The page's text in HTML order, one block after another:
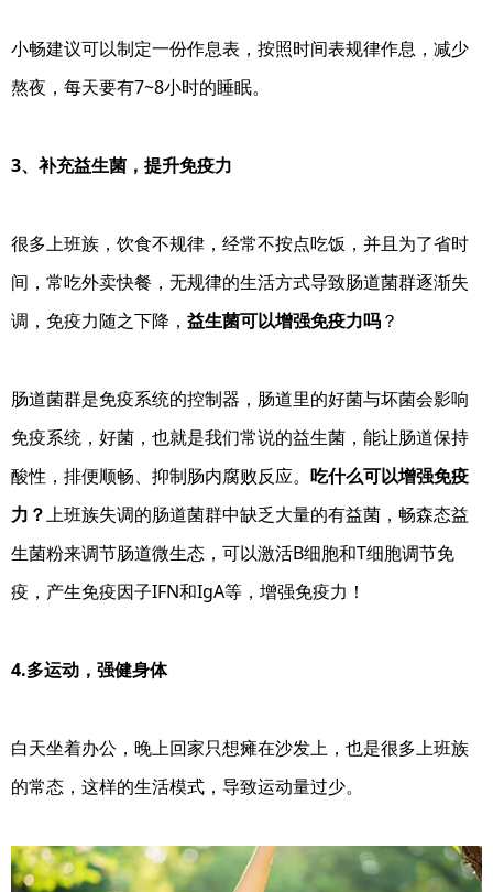
小畅建议可以制定一份作息表，按照时间表规律作息，减少
熬夜，每天要有7~8小时的睡眠。
3、补充益生菌，提升免疫力
很多上班族，饮食不规律，经常不按点吃饭，并且为了省时
间，常吃外卖快餐，无规律的生活方式导致肠道菌群逐渐失
调，免疫力随之下降， 益生菌可以增强免疫力吗？
肠道菌群是免疫系统的控制器，肠道里的好菌与坏菌会影响
免疫系统，好菌，也就是我们常说的益生菌，能让肠道保持
酸性，排便顺畅、抑制肠内腐败反应。 吃什么可以增强免疫
力？上班族失调的肠道菌群中缺乏大量的有益菌，畅森态益
生菌粉来调节肠道微生态，可以激活B细胞和T细胞调节免
疫，产生免疫因子IFN和IgA等，增强免疫力！
4.多运动，强健身体
白天坐着办公，晚上回家只想瘫在沙发上，也是很多上班族
的常态，这样的生活模式，导致运动量过少。